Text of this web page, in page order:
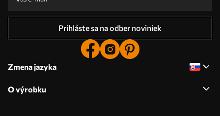
Prihláste sa na odber noviniek
Zmena jazyka
O výrobku